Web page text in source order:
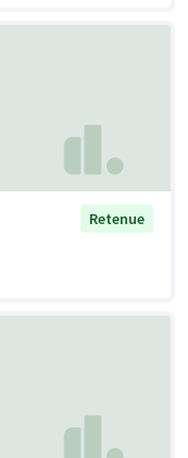
Retenue